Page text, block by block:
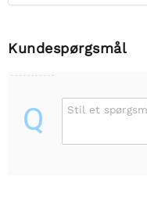
Kundespørgsmål
Q Stil et